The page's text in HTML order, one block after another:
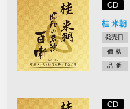
CD
桂 米朝
発売日
価 格
品 番
CD